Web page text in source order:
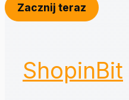
Zacznij teraz
ShopinBit